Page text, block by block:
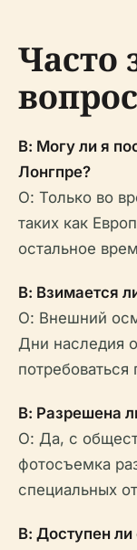
Часто
В: Могу ли я
Лонгпре?
О: Только во
таких как
остальное
В: Взимается
О: Внешний
Дни наследия
В: Разрешена
О: Да, с
фотосъемка
специальных
В: Доступен